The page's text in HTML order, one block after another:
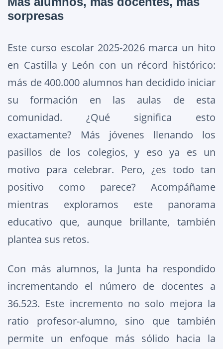
sorpresas
Este curso escolar 2025-2026 marca un hito
en Castilla y León con un récord histórico:
más de 400.000 alumnos han decidido iniciar
su formación en las aulas de esta
comunidad. ¿Qué significa esto
exactamente? Más jóvenes llenando los
pasillos de los colegios, y eso ya es un
motivo para celebrar. Pero, ¿es todo tan
positivo como parece? Acompáñame
mientras exploramos este panorama
educativo que, aunque brillante, también
plantea sus retos.
Con más alumnos, la Junta ha respondido
incrementando el número de docentes a
36.523. Este incremento no solo mejora la
ratio profesor-alumno, sino que también
permite un enfoque más sólido hacia la